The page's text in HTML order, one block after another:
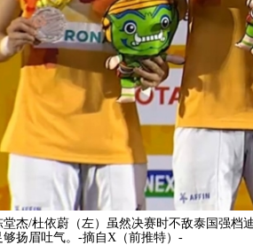
堂杰/杜依蔚（左）虽然决赛时不敌泰国强档
够扬眉吐气。-摘自X（前推特）-